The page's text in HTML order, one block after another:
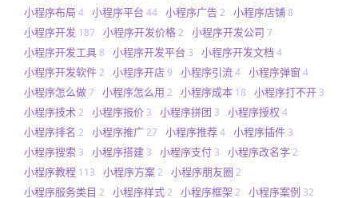
小程序布局 4 小程序平台 44 小程序广告2 小程序店铺8
小程序开发 187 小程序开发价格2 小程序开发公司 7
小程序开发工具8 小程序开发平台 3 小程序开发文档 4
小程序开发软件2 小程序开店9 小程序引流4 小程序弹窗 4
小程序怎么做7 小程序怎么用 2 小程序成本 18 小程序打不开 3
小程序技术2 小程序报价 3 小程序拼团 3 小程序授权 4
小程序排名 2 小程序推广27 小程序推荐4 小程序插件 3
小程序搜索 3 小程序搭建 3 小程序支付 3 小程序改名字 2
小程序教程 113 小程序方案2 小程序朋友圈 2
小程序服务类目 2 小程序样式2 小程序框架 2 小程序案例 32